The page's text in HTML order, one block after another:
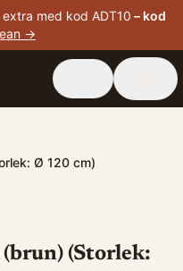
med kod ADT10 – kod
→
Ø 120 cm)
(Storlek: